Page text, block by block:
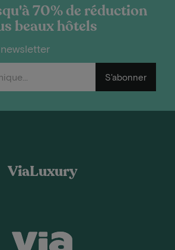
70% de réduction
beaux hôtels
S'abonner
ViaLuxury